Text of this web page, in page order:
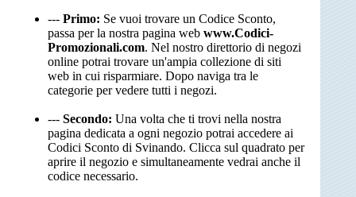
--- Primo: Se vuoi trovare un Codice Sconto,
passa per la nostra pagina web www.Codici-
Promozionali.com. Nel nostro direttorio di negozi
online potrai trovare un'ampia collezione di siti
web in cui risparmiare. Dopo naviga tra le
categorie per vedere tutti i negozi.
--- Secondo: Una volta che ti trovi nella nostra
pagina dedicata a ogni negozio potrai accedere ai
Codici Sconto di Svinando. Clicca sul quadrato per
aprire il negozio e simultaneamente vedrai anche il
codice necessario.